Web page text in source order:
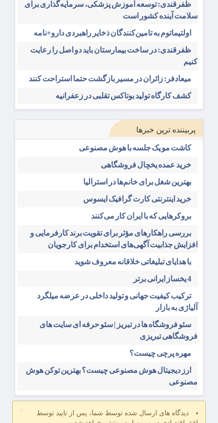
ظفرقندی: توسعه آموزش پزشکی، سرمایه‌گذاری برای
سلامت آینده کشور است
اولتیماتوم به تامین‌کنندگان ذخایر راهبردی دارو+نامه
ظفرقندی: در ساخت بیمارستان باید دو اصل را رعایت
کنیم
میعادفر: زائران در مسیر بازگشت حتما استراحت کنند
کشف کارگاه تولید بوتاکس تقلبی در زعفرانیه
پربیننده ترین خبرها
کاشت مو یک جلسه با هوش مصنوعی
خرید عمده یخچال فروشگاهی
بهترین شغل برای خانم‌ها در استرالیا
خرید اینترنتی کارت گرافیک ایسوس
بروکرهایی‌ که با ایران کار می‌کنند
بررسی راهکارهای مؤثر برای تقویت برند کارفرمایی و
افزایش جذابیت آگهی‌های استخدام برای کارجویان
با هدایای تبلیغاتی خلاقانه معروف شوید
4 یخساز ایرانی برتر
ترکیب کیفیت جهانی و تولید داخلی در عرضه میلگرد
آلیاژی به بازار
سئو فروشگاه‌ ها در تبریز | سئو حرفه ای سایت های
فروشگاهی تبریزی
مهره پرچی چیست؟
ارز دیجیتال هوش مصنوعی چیست؟ بهترین توکن هوش
مصنوعی
×
دیدگاه های ارسال شده توسط شما، پس از تایید توسط